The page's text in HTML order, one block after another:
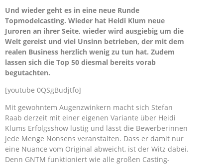
Und wieder geht es in eine neue Runde
Topmodelcasting. Wieder hat Heidi Klum neue
Juroren an ihrer Seite, wieder wird ausgiebig um die
Welt gereist und viel Unsinn betrieben, der mit dem
realen Business herzlich wenig zu tun hat. Zudem
lassen sich die Top 50 diesmal bereits vorab
begutachten.
[youtube 0QSgBudjtfo]
Mit gewohntem Augenzwinkern macht sich Stefan
Raab derzeit mit einer eigenen Variante über Heidi
Klums Erfolgsshow lustig und lässt die Bewerberinnen
jede Menge Nonsens veranstalten. Dass er damit nur
eine Nuance vom Original abweicht, ist der Witz dabei.
Denn GNTM funktioniert wie alle großen Casting-